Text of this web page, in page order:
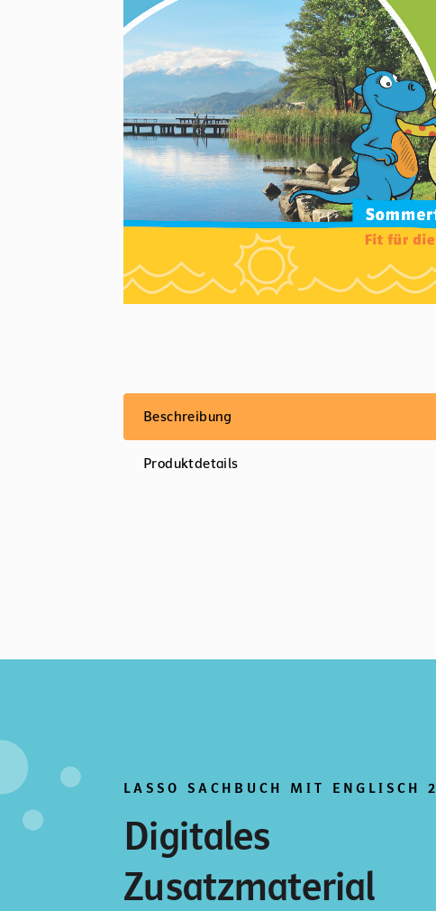
Beschreibung
Produktdetails
LASSO SACHBUCH MIT ENGLISCH 2
Digitales
Zusatzmaterial